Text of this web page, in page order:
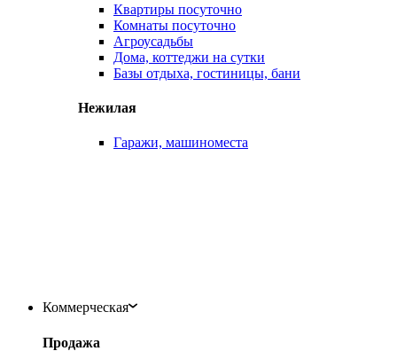
Квартиры посуточно
Комнаты посуточно
Агроусадьбы
Дома, коттеджи на сутки
Базы отдыха, гостиницы, бани
Нежилая
Гаражи, машиноместа
Коммерческая
Продажа